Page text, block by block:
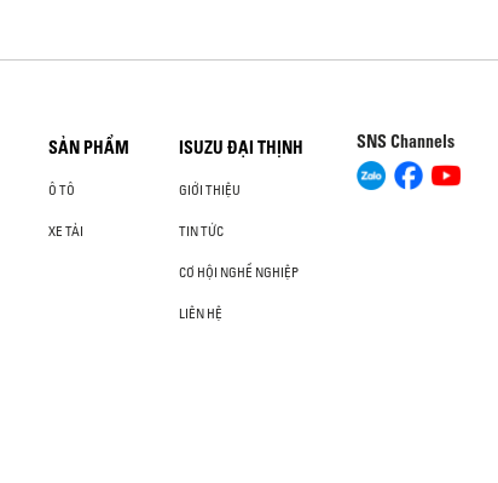
SẢN PHẨM
Ô TÔ
XE TẢI
ISUZU ĐẠI THỊNH
GIỚI THIỆU
TIN TỨC
CƠ HỘI NGHỀ NGHIỆP
LIÊN HỆ
SNS Channels